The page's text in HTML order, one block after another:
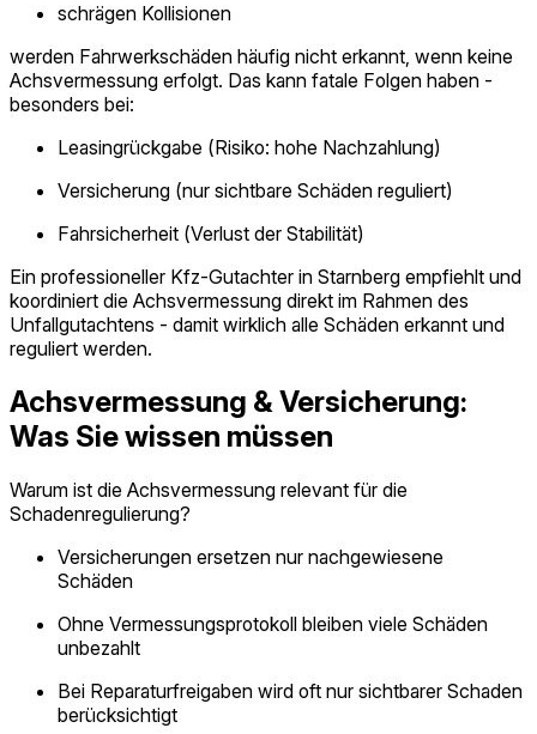
schrägen Kollisionen
werden Fahrwerkschäden häufig nicht erkannt, wenn keine
Achsvermessung erfolgt. Das kann fatale Folgen haben -
besonders bei:
Leasingrückgabe (Risiko: hohe Nachzahlung)
Versicherung (nur sichtbare Schäden reguliert)
Fahrsicherheit (Verlust der Stabilität)
Ein professioneller Kfz-Gutachter in Starnberg empfiehlt und
koordiniert die Achsvermessung direkt im Rahmen des
Unfallgutachtens - damit wirklich alle Schäden erkannt und
reguliert werden.
Achsvermessung & Versicherung:
Was Sie wissen müssen
Warum ist die Achsvermessung relevant für die
Schadenregulierung?
Versicherungen ersetzen nur nachgewiesene
Schäden
Ohne Vermessungsprotokoll bleiben viele Schäden
unbezahlt
Bei Reparaturfreigaben wird oft nur sichtbarer Schaden
berücksichtigt